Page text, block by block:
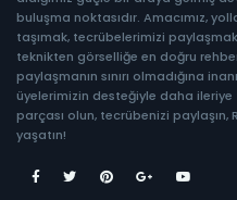
buluşma noktasıdır. Amacımız,
taşımak, tecrübelerimizi
teknikten görselliğe en doğru
paylaşmanın sınırı olmadığına
üyelerimizin desteğiyle daha
parçası olun, tecrübenizi
yaşatın!